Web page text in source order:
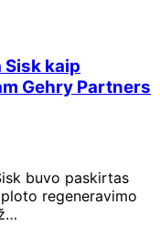
kaip
Gehry Partners
buvo paskirtas
regeneravimo